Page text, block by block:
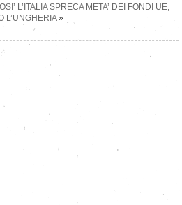
L’ITALIA SPRECA META’ DEI FONDI UE,
L’UNGHERIA»